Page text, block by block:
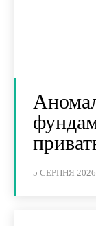
5 СЕРПНЯ 2026